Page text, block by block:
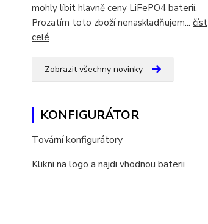
mohly líbit hlavně ceny LiFePO4 baterií.
Prozatím toto zboží nenaskladňujem... číst
celé
Zobrazit všechny novinky
KONFIGURÁTOR
Tovární konfigurátory
Klikni na logo a najdi vhodnou baterii